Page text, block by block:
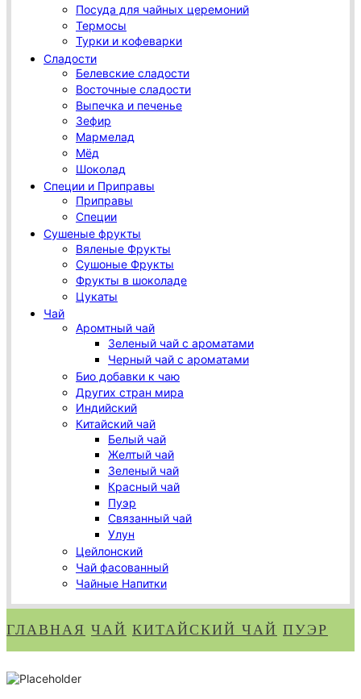
Посуда для чайных церемоний
Термосы
Турки и кофеварки
Сладости
Белевские сладости
Восточные сладости
Выпечка и печенье
Зефир
Мармелад
Мёд
Шоколад
Специи и Приправы
Приправы
Специи
Сушеные фрукты
Вяленые Фрукты
Сушоные Фрукты
Фрукты в шоколаде
Цукаты
Чай
Аромтный чай
Зеленый чай с ароматами
Черный чай с ароматами
Био добавки к чаю
Других стран мира
Индийский
Китайский чай
Белый чай
Желтый чай
Зеленый чай
Красный чай
Пуэр
Связанный чай
Улун
Цейлонский
Чай фасованный
Чайные Напитки
ГЛАВНАЯ ЧАЙ КИТАЙСКИЙ ЧАЙ ПУЭР